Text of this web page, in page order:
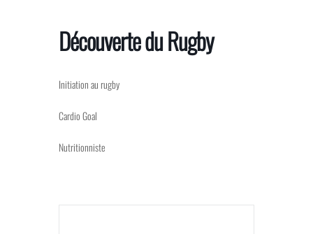
Découverte du Rugby
Initiation au rugby
Cardio Goal
Nutritionniste